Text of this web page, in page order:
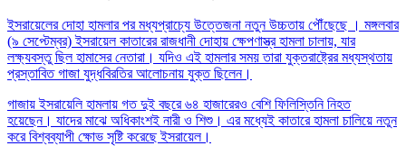
ইসরায়েলের দোহা হামলার পর মধ্যপ্রাচ্যে উত্তেজনা নতুন উচ্চতায় পৌঁছেছে । মঙ্গলবার
(৯ সেপ্টেম্বর) ইসরায়েল কাতারের রাজধানী দোহায় ক্ষেপণাস্ত্র হামলা চালায়, যার
লক্ষ্যবস্তু ছিল হামাসের নেতারা। যদিও এই হামলার সময় তারা যুক্তরাষ্ট্রের মধ্যস্থতায়
প্রস্তাবিত গাজা যুদ্ধবিরতির আলোচনায় যুক্ত ছিলেন।
গাজায় ইসরায়েলি হামলায় গত দুই বছরে ৬৪ হাজারেরও বেশি ফিলিস্তিনি নিহত
হয়েছেন। যাদের মাঝে অধিকাংশই নারী ও শিশু। এর মধ্যেই কাতারে হামলা চালিয়ে নতুন
করে বিশ্বব্যাপী ক্ষোভ সৃষ্টি করেছে ইসরায়েল।